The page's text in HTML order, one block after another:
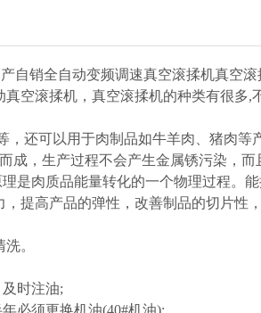
自销全自动变频调速真空滚揉机真空
空滚揉机，真空滚揉机的种类有很多
，还可以用于肉制品如牛羊肉、猪肉等
成，生产过程不会产生金属锈污染，而
是肉质品能量转化的一个物理过程。
提高产品的弹性，改善制品的切片性
。
时注油;